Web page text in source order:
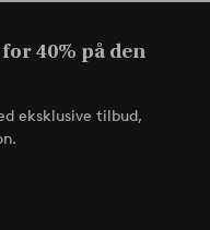
40% på den
eksklusive tilbud,